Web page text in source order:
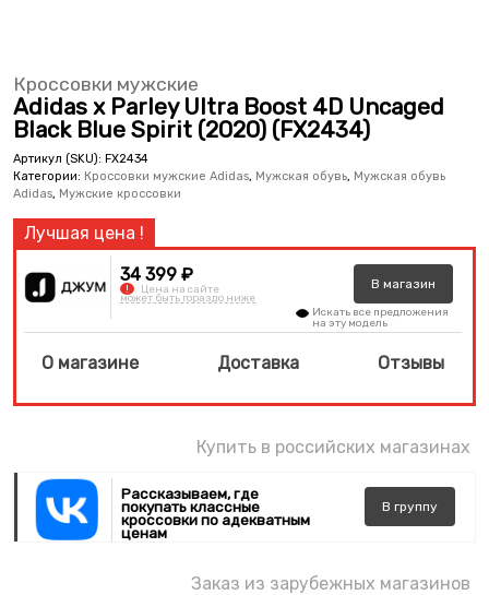
Кроссовки мужские
Adidas x Parley Ultra Boost 4D Uncaged
Black Blue Spirit (2020) (FX2434)
Артикул (SKU): FX2434
Категории: Кроссовки мужские Adidas, Мужская обувь, Мужская обувь
Adidas, Мужские кроссовки
34 399 ₽
! Цена на сайте
может быть гораздо ниже
В магазин
Искать все предложения
на эту модель
О магазине Доставка Отзывы
Купить в российских магазинах
Рассказываем, где
покупать классные
кроссовки по адекватным
ценам
В группу
Заказ из зарубежных магазинов